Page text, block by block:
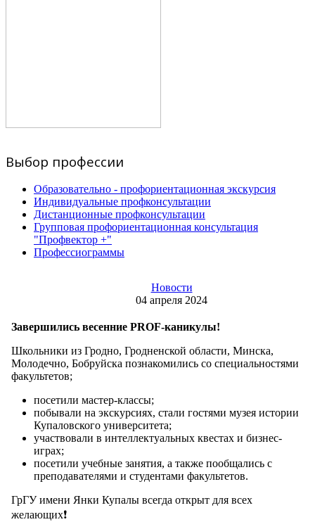
Выбор профессии
Образовательно - профориентационная экскурсия
Индивидуальные профконсультации
Дистанционные профконсультации
Групповая профориентационная консультация
"Профвектор +"
Профессиограммы
Новости
04 апреля 2024
Завершились весенние PROF-каникулы!
Школьники из Гродно, Гродненской области, Минска,
Молодечно, Бобруйска познакомились со специальностями
факультетов;
посетили мастер-классы;
побывали на экскурсиях, стали гостями музея истории
Купаловского университета;
участвовали в интеллектуальных квестах и бизнес-
играх;
посетили учебные занятия, а также пообщались с
преподавателями и студентами факультетов.
ГрГУ имени Янки Купалы всегда открыт для всех
желающих❗